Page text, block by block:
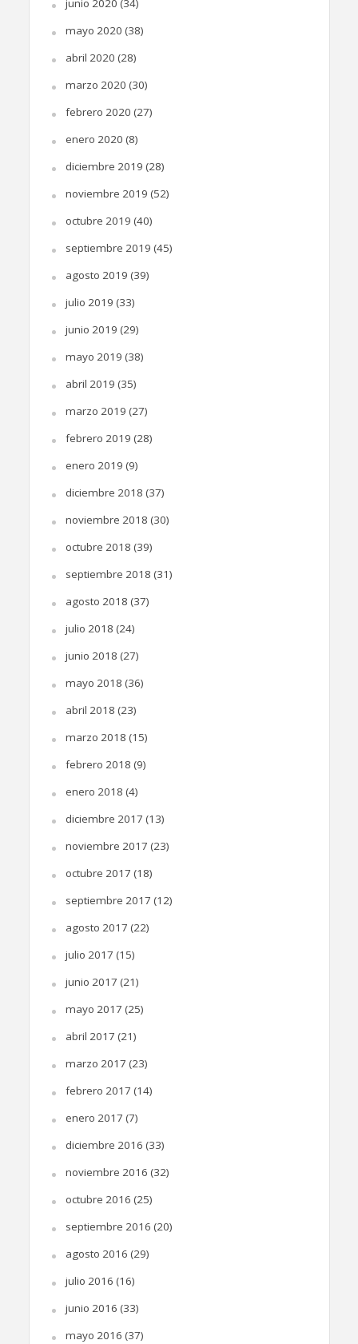
junio 2020 (34)
mayo 2020 (38)
abril 2020 (28)
marzo 2020 (30)
febrero 2020 (27)
enero 2020 (8)
diciembre 2019 (28)
noviembre 2019 (52)
octubre 2019 (40)
septiembre 2019 (45)
agosto 2019 (39)
julio 2019 (33)
junio 2019 (29)
mayo 2019 (38)
abril 2019 (35)
marzo 2019 (27)
febrero 2019 (28)
enero 2019 (9)
diciembre 2018 (37)
noviembre 2018 (30)
octubre 2018 (39)
septiembre 2018 (31)
agosto 2018 (37)
julio 2018 (24)
junio 2018 (27)
mayo 2018 (36)
abril 2018 (23)
marzo 2018 (15)
febrero 2018 (9)
enero 2018 (4)
diciembre 2017 (13)
noviembre 2017 (23)
octubre 2017 (18)
septiembre 2017 (12)
agosto 2017 (22)
julio 2017 (15)
junio 2017 (21)
mayo 2017 (25)
abril 2017 (21)
marzo 2017 (23)
febrero 2017 (14)
enero 2017 (7)
diciembre 2016 (33)
noviembre 2016 (32)
octubre 2016 (25)
septiembre 2016 (20)
agosto 2016 (29)
julio 2016 (16)
junio 2016 (33)
mayo 2016 (37)